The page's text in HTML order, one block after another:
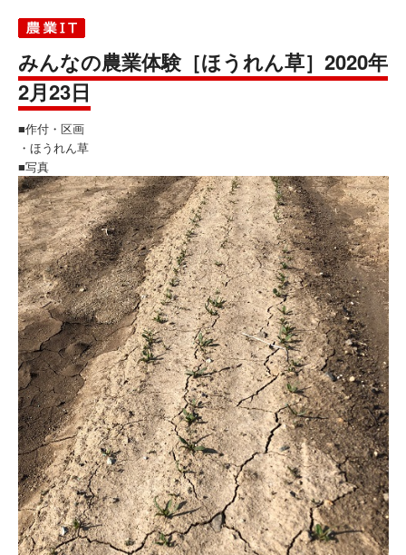
みんなの農業体験［ほうれん草］2020年
2月23日
■作付・区画
・ほうれん草
■写真